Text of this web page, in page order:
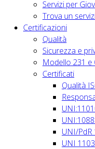
Servizi per
Trova un
Certificazioni
Qualità
Sicurezza e
Modello 231 e
Certificati
Qualità
UNI/PdR
UNI